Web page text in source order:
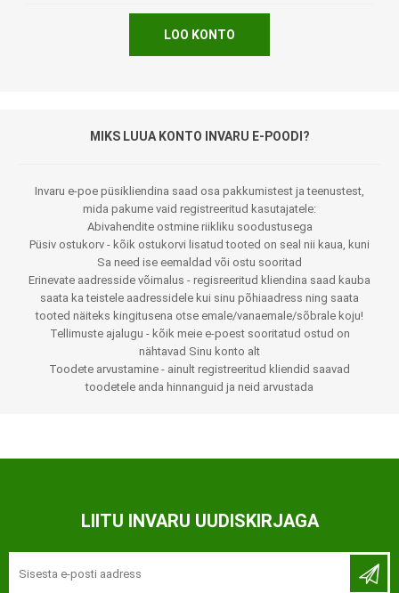
LOO KONTO
MIKS LUUA KONTO INVARU E-POODI?
Invaru e-poe püsikliendina saad osa pakkumistest ja teenustest,
mida pakume vaid registreeritud kasutajatele:
Abivahendite ostmine riikliku soodustusega
Püsiv ostukorv - kõik ostukorvi lisatud tooted on seal nii kaua, kuni
Sa need ise eemaldad või ostu sooritad
Erinevate aadresside võimalus - regisreeritud kliendina saad kauba
saata ka teistele aadressidele kui sinu põhiaadress ning saata
tooted näiteks kingitusena otse emale/vanaemale/sõbrale koju!
Tellimuste ajalugu - kõik meie e-poest sooritatud ostud on
nähtavad Sinu konto alt
Toodete arvustamine - ainult registreeritud kliendid saavad
toodetele anda hinnanguid ja neid arvustada
LIITU INVARU UUDISKIRJAGA